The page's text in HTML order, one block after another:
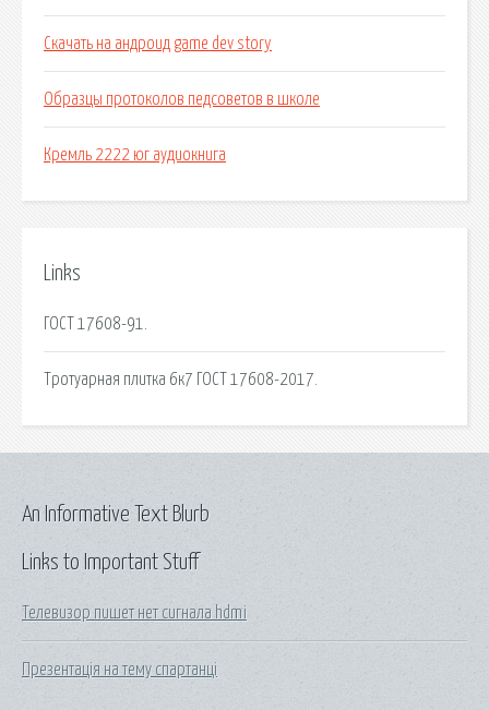
Скачать на андроид game dev story
Образцы протоколов педсоветов в школе
Кремль 2222 юг аудиокнига
Links
ГОСТ 17608-91.
Тротуарная плитка 6к7 ГОСТ 17608-2017.
Links to Important Stuff
Телевизор пишет нет сигнала hdmi
Презентація на тему спартанці
An Informative Text Blurb